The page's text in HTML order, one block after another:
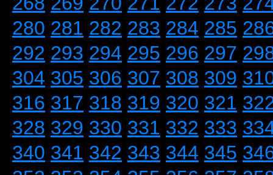
280 281 282 283 284 285
292 293 294 295 296 297
304 305 306 307 308 309
316 317 318 319 320 321
328 329 330 331 332 333
340 341 342 343 344 345